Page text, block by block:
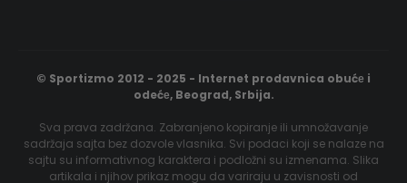
© Sportizmo 2012 - 2025 - Internet prodavnica obućе i
odećе, Beograd, Srbija.
Sva prava zadržana. Zabranjeno kopiranje ili umnožavanje
sadržaja sajta bez dozvole vlasnika. Svi podaci koji se nalaze na
sajtu su informativnog karaktera i podložni su izmenama. Slika
artikala i njihov prikaz mogu da variraju u zavisnosti od